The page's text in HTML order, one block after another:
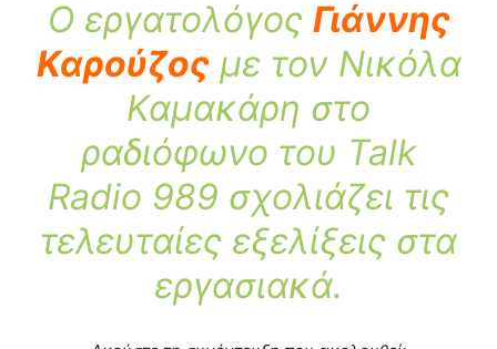
O εργατολόγος Γιάννης
Καρούζοςμε τον Νικόλα
Καμακάρη στο
ραδιόφωνο του Talk
Radio 989 σχολιάζει τις
τελευταίες εξελίξεις στα
εργασιακά.